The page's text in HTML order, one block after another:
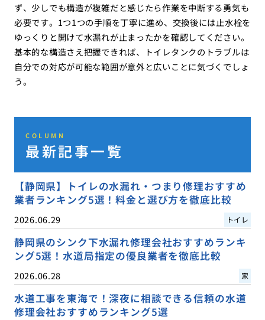
ず、少しでも構造が複雑だと感じたら作業を中断する勇気も
必要です。1つ1つの手順を丁寧に進め、交換後には止水栓を
ゆっくりと開けて水漏れが止まったかを確認してください。
基本的な構造さえ把握できれば、トイレタンクのトラブルは
自分での対応が可能な範囲が意外と広いことに気づくでしょ
う。
COLUMN
最新記事一覧
【静岡県】トイレの水漏れ・つまり修理おすすめ
業者ランキング5選！料金と選び方を徹底比較
2026.06.29 トイレ
静岡県のシンク下水漏れ修理会社おすすめランキ
ング5選！水道局指定の優良業者を徹底比較
2026.06.28 家
水道工事を東海で！深夜に相談できる信頼の水道
修理会社おすすめランキング5選